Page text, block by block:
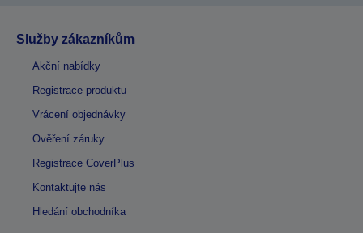
Služby zákazníkům
Akční nabídky
Registrace produktu
Vrácení objednávky
Ověření záruky
Registrace CoverPlus
Kontaktujte nás
Hledání obchodníka